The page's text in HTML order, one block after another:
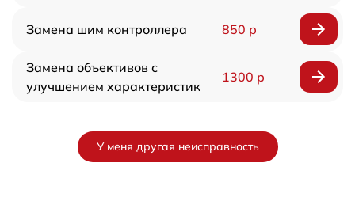
Замена шим контроллера 850 р
Замена объективов с
улучшением характеристик
1300 р
У меня другая неисправность